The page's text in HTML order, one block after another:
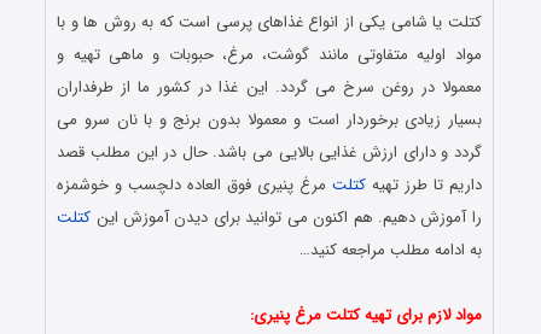
کتلت یا شامی یکی از انواع غذاهای پرسی است که به روش ها و با
مواد اولیه متفاوتی مانند گوشت، مرغ، حبوبات و ماهی تهیه و
معمولا در روغن سرخ می گردد. این غذا در کشور ما از طرفداران
بسیار زیادی برخوردار است و معمولا بدون برنج و با نان سرو می
گردد و دارای ارزش غذایی بالایی می باشد. حال در این مطلب قصد
داریم تا طرز تهیهکتلت مرغ پنیری فوق العاده دلچسب و خوشمزه
را آموزش دهیم. هم اکنون می توانید برای دیدن آموزش این کتلت
به ادامه مطلب مراجعه کنید…
مواد لازم برای تهیه کتلت مرغ پنیری: